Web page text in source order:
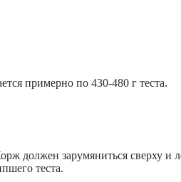
примерно по 430-480 г теста.
должен зарумяниться сверху и
теста.